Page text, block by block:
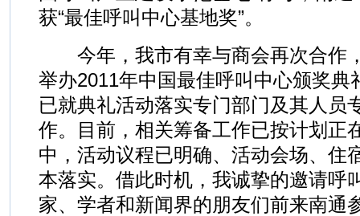
获“最佳呼叫中心基地奖”。
今年，我市有幸与商会再次合作
举办2011年中国最佳呼叫中心颁奖典
已就典礼活动落实专门部门及其人员
作。目前，相关筹备工作已按计划正
中，活动议程已明确、活动会场、住
本落实。借此时机，我诚挚的邀请呼
家、学者和新闻界的朋友们前来南通